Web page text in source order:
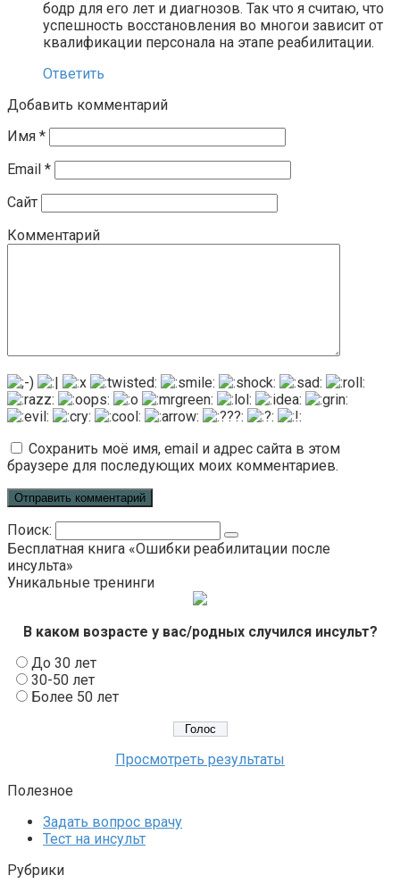
бодр для его лет и диагнозов. Так что я считаю, что
успешность восстановления во многои зависит от
квалификации персонала на этапе реабилитации.
Ответить
Добавить комментарий
Имя *
Email *
Сайт
Комментарий
Сохранить моё имя, email и адрес сайта в этом
браузере для последующих моих комментариев.
Поиск:
Бесплатная книга «Ошибки реабилитации после
инсульта»
Уникальные тренинги
В каком возрасте у вас/родных случился инсульт?
До 30 лет
30-50 лет
Более 50 лет
Просмотреть результаты
Полезное
Задать вопрос врачу
Тест на инсульт
Рубрики